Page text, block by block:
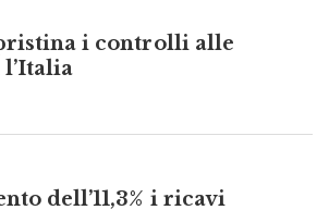
i controlli alle
dell’11,3% i ricavi
pubblicitaria